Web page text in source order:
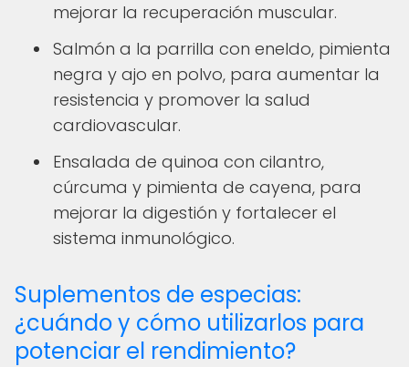
mejorar la recuperación muscular.
Salmón a la parrilla con eneldo, pimienta
negra y ajo en polvo, para aumentar la
resistencia y promover la salud
cardiovascular.
Ensalada de quinoa con cilantro,
cúrcuma y pimienta de cayena, para
mejorar la digestión y fortalecer el
sistema inmunológico.
Suplementos de especias:
¿cuándo y cómo utilizarlos para
potenciar el rendimiento?